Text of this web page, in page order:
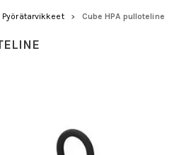
Pyörätarvikkeet > Cube HPA pulloteline